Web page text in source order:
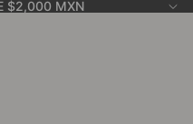
$2,000 MXN